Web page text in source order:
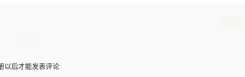
以后才能发表评论